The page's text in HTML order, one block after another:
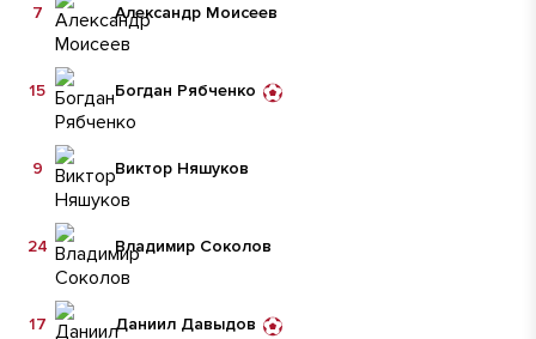
Александр Моисеев
7
Богдан Рябченко
15
Виктор Няшуков
9
Владимир Соколов
24
Даниил Давыдов
17